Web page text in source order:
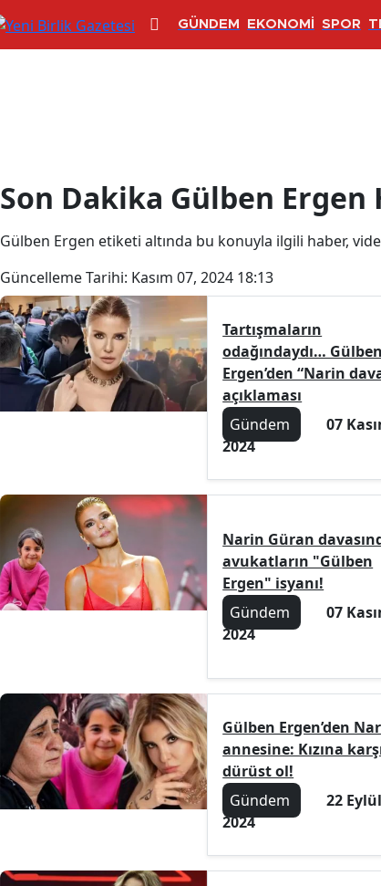
GÜNDEM EKONOMİ SPOR
Son Dakika Gülben
Gülben Ergen etiketi altında bu konuyla ilgili haber,
Güncelleme Tarihi: Kasım 07, 2024 18:13
Tartışmaların
odağındaydı… Gülben
Ergen’den “Narin
açıklaması
Gündem
07
2024
Narin Güran
avukatların "Gülben
Ergen" isyanı!
Gündem
07
2024
Gülben Ergen’den
annesine: Kızına
dürüst ol!
Gündem
22 Eylül
2024